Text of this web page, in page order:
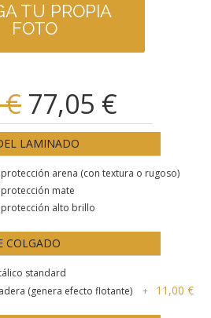
TU PROPIA
FOTO
77,05 €
LAMINADO
arena (con textura o rugoso)
mate
alto brillo
COLGADO
standard
(genera efecto flotante)
+ 11,00 €